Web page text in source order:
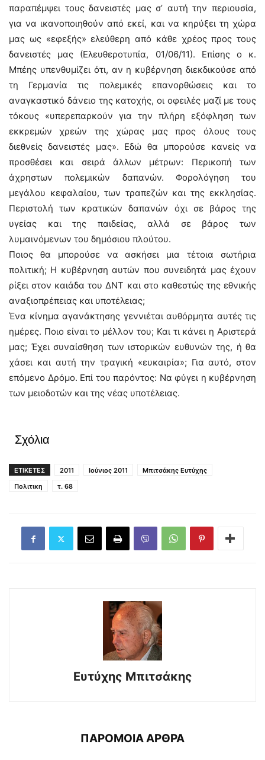
παραπέμψει τους δανειστές μας σ’ αυτή την περιουσία,
για να ικανοποιηθούν από εκεί, και να κηρύξει τη χώρα
μας ως «εφεξής» ελεύθερη από κάθε χρέος προς τους
δανειστές μας (Ελευθεροτυπία, 01/06/11). Επίσης ο κ.
Μπέης υπενθυμίζει ότι, αν η κυβέρνηση διεκδικούσε από
τη Γερμανία τις πολεμικές επανορθώσεις και το
αναγκαστικό δάνειο της κατοχής, οι οφειλές μαζί με τους
τόκους «υπερεπαρκούν για την πλήρη εξόφληση των
εκκρεμών χρεών της χώρας μας προς όλους τους
διεθνείς δανειστές μας». Εδώ θα μπορούσε κανείς να
προσθέσει και σειρά άλλων μέτρων: Περικοπή των
άχρηστων πολεμικών δαπανών. Φορολόγηση του
μεγάλου κεφαλαίου, των τραπεζών και της εκκλησίας.
Περιστολή των κρατικών δαπανών όχι σε βάρος της
υγείας και της παιδείας, αλλά σε βάρος των
λυμαινόμενων του δημόσιου πλούτου.
Ποιος θα μπορούσε να ασκήσει μια τέτοια σωτήρια
πολιτική; Η κυβέρνηση αυτών που συνειδητά μας έχουν
ρίξει στον καιάδα του ΔΝΤ και στο καθεστώς της εθνικής
αναξιοπρέπειας και υποτέλειας;
Ένα κίνημα αγανάκτησης γεννιέται αυθόρμητα αυτές τις
ημέρες. Ποιο είναι το μέλλον του; Και τι κάνει η Αριστερά
μας; Έχει συναίσθηση των ιστορικών ευθυνών της, ή θα
χάσει και αυτή την τραγική «ευκαιρία»; Για αυτό, στον
επόμενο Δρόμο. Επί του παρόντος: Να φύγει η κυβέρνηση
των μειοδοτών και της νέας υποτέλειας.
Σχόλια
ΕΤΙΚΕΤΕΣ 2011 Ιούνιος 2011
Μπιτσάκης Ευτύχης
Πολιτικη
τ. 68
Ευτύχης Μπιτσάκης
ΠΑΡΟΜΟΙΑ ΑΡΘΡΑ